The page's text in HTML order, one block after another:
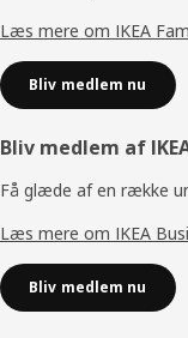
Læs mere om IKEA
Bliv medlem nu
Bliv medlem af
Få glæde af en række
Læs mere om IKEA
Bliv medlem nu